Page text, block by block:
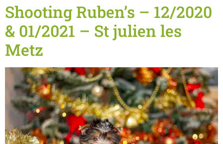
Shooting Ruben’s – 12/2020
& 01/2021 – St julien les
Metz